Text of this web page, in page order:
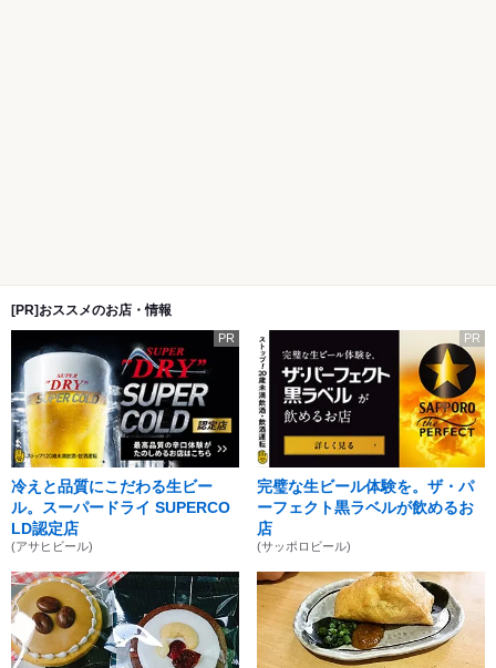
[PR]おススメのお店・情報
PR
冷えと品質にこだわる生ビー
ル。スーパードライ SUPERCO
LD認定店
(アサヒビール)
PR
完璧な生ビール体験を。ザ・パ
ーフェクト黒ラベルが飲めるお
店
(サッポロビール)